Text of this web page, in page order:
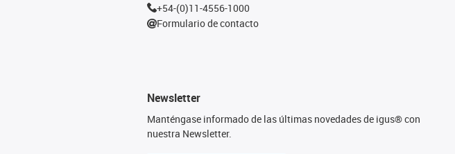
+54-(0)11-4556-1000
Formulario de contacto
Newsletter
Manténgase informado de las últimas novedades de igus® con
nuestra Newsletter.